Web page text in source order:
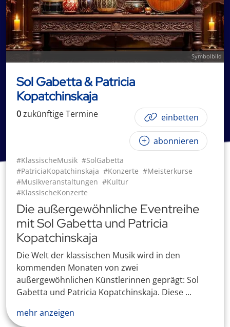
Symbolbild
Sol Gabetta & Patricia
Kopatchinskaja
0zukünftigeTermine einbetten
abonnieren
#KlassischeMusik #SolGabetta
#PatriciaKopatchinskaja #Konzerte #Meisterkurse
#Musikveranstaltungen #Kultur
#KlassischeKonzerte
Die außergewöhnliche Eventreihe
mit Sol Gabetta und Patricia
Kopatchinskaja
Die Welt der klassischen Musik wird in den
kommenden Monaten von zwei
außergewöhnlichen Künstlerinnen geprägt: Sol
Gabetta und Patricia Kopatchinskaja. Diese ...
mehr anzeigen